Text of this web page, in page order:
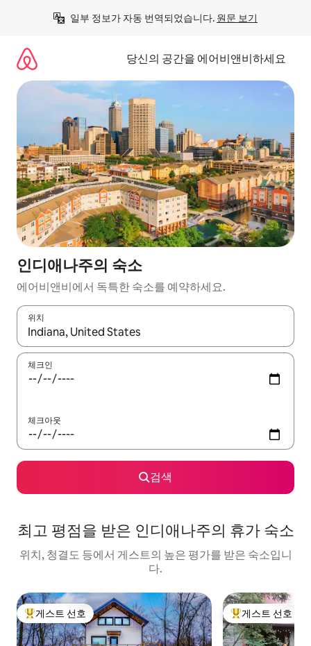
일부 정보가 자동 번역되었습니다. 원문 보기
당신의 공간을 에어비앤비하세요
인디애나주의 숙소
에어비앤비에서 독특한 숙소를 예약하세요.
위치
결과가 나오면 위·아래 화살표 키를 사용하거나 터치 또는 스와이
체크인
체크아웃
검색
최고 평점을 받은 인디애나주의 휴가 숙소
위치, 청결도 등에서 게스트의 높은 평가를 받은 숙소입니
다.
상위 게스트 선호
게스트 선호 상위 게스트 선호
게스트 선호